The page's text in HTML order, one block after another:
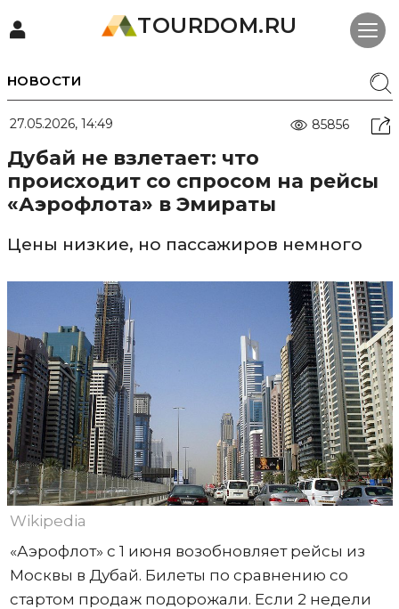
TOURDOM.RU
НОВОСТИ
27.05.2026, 14:49 85856
Дубай не взлетает: что
происходит со спросом на рейсы
«Аэрофлота» в Эмираты
Цены низкие, но пассажиров немного
Wikipedia
«Аэрофлот» с 1 июня возобновляет рейсы из
Москвы в Дубай. Билеты по сравнению со
стартом продаж подорожали. Если 2 недели